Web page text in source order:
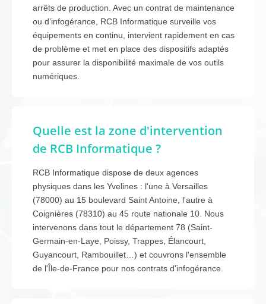
arrêts de production. Avec un contrat de maintenance
ou d’infogérance, RCB Informatique surveille vos
équipements en continu, intervient rapidement en cas
de problème et met en place des dispositifs adaptés
pour assurer la disponibilité maximale de vos outils
numériques.
Quelle est la zone d'intervention
de RCB Informatique ?
RCB Informatique dispose de deux agences
physiques dans les Yvelines : l'une à Versailles
(78000) au 15 boulevard Saint Antoine, l'autre à
Coignières (78310) au 45 route nationale 10. Nous
intervenons dans tout le département 78 (Saint-
Germain-en-Laye, Poissy, Trappes, Élancourt,
Guyancourt, Rambouillet…) et couvrons l'ensemble
de l'Île-de-France pour nos contrats d'infogérance.